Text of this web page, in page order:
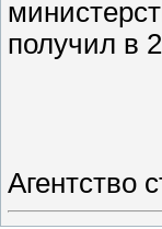
получил в
Агентство